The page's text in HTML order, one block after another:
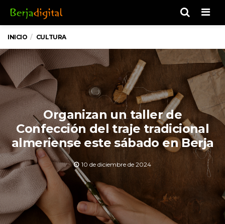
INICIO CULTURA
Organizan un taller de
Confección del traje tradicional
almeriense este sábado en Berja
10 de diciembre de 2024